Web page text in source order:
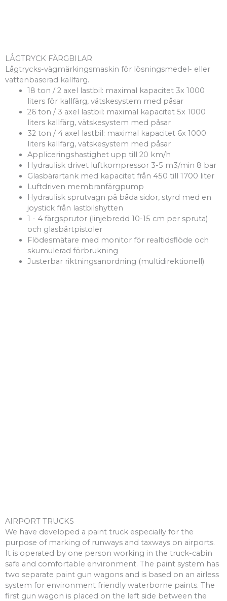
LÅGTRYCK FÄRGBILAR
Lågtrycks-vägmärkingsmaskin för lösningsmedel- eller
vattenbaserad kallfärg.
18 ton / 2 axel lastbil: maximal kapacitet 3x 1000
liters för kallfärg, vätskesystem med påsar
26 ton / 3 axel lastbil: maximal kapacitet 5x 1000
liters kallfärg, vätskesystem med påsar
32 ton / 4 axel lastbil: maximal kapacitet 6x 1000
liters kallfärg, vätskesystem med påsar
Appliceringshastighet upp till 20 km/h
Hydraulisk drivet luftkompressor 3-5 m3/min 8 bar
Glasbärartank med kapacitet från 450 till 1700 liter
Luftdriven membranfärgpump
Hydraulisk sprutvagn på båda sidor, styrd med en
joystick från lastbilshytten
1 - 4 färgsprutor (linjebredd 10-15 cm per spruta)
och glasbärtpistoler
Flödesmätare med monitor för realtidsflöde och
skumulerad förbrukning
Justerbar riktningsanordning (multidirektionell)
AIRPORT TRUCKS
We have developed a paint truck especially for the
purpose of marking of runways and taxways on airports.
It is operated by one person working in the truck-cabin
safe and comfortable environment. The paint system has
two separate paint gun wagons and is based on an airless
system for environment friendly waterborne paints. The
first gun wagon is placed on the left side between the